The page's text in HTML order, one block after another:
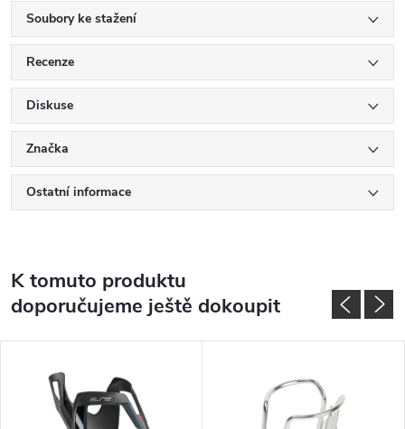
Soubory ke stažení
Recenze
Diskuse
Značka
Ostatní informace
K tomuto produktu
doporučujeme ještě dokoupit